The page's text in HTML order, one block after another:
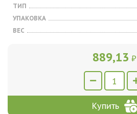
ТИП
УПАКОВКА
ВЕС
889,13 ₽
Купить